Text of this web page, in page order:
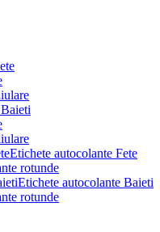
Etichete autocolante Fete
rotunde
Etichete autocolante Baieti
rotunde